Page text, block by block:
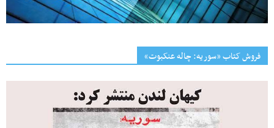
فروش کتاب «سوریه: چاله عنکبوت»